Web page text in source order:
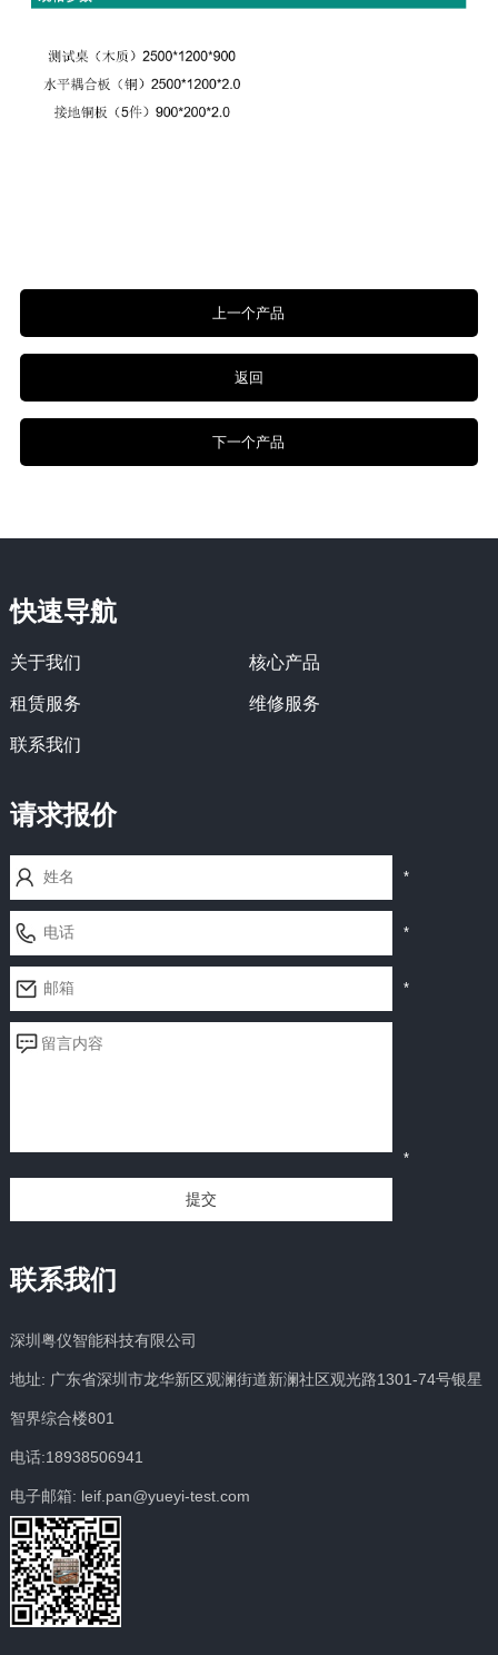
上一个产品
返回
下一个产品
快速导航
关于我们 核心产品
租赁服务 维修服务
联系我们
请求报价
*
*
*
*
提交
联系我们
深圳粤仪智能科技有限公司
地址: 广东省深圳市龙华新区观澜街道新澜社区观光路1301-74号银星
智界综合楼801
电话:18938506941
电子邮箱: leif.pan@yueyi-test.com